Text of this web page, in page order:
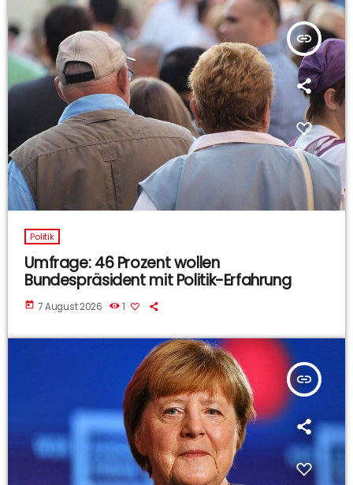
insert_link
Politik
Umfrage: 46 Prozent wollen
Bundespräsident mit Politik-Erfahrung
today 7 August 2026 1
insert_link